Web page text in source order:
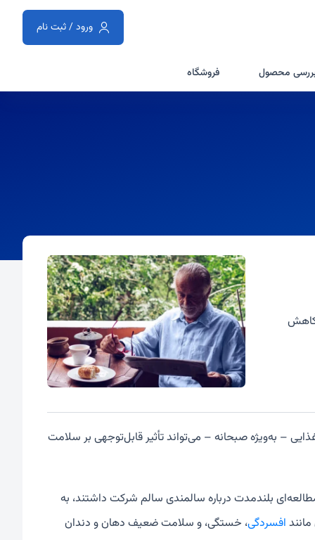
ورود / ثبت نام
محصول فروشگاه
کاهش
– به‌ویژه صبحانه – می‌تواند تأثیر قابل‌توجهی بر سلامت
بزرگسال بریتانیایی، که در مطالعه‌ای بلندمدت درباره سالمندی سالم شرکت داشتند، به
افسردگی، خستگی، و سلامت ضعیف دهان و دندان